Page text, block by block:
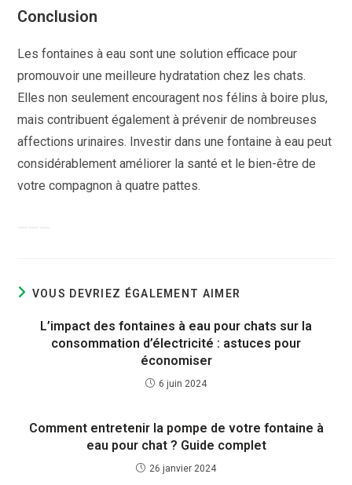
Conclusion
Les fontaines à eau sont une solution efficace pour
promouvoir une meilleure hydratation chez les chats.
Elles non seulement encouragent nos félins à boire plus,
mais contribuent également à prévenir de nombreuses
affections urinaires. Investir dans une fontaine à eau peut
considérablement améliorer la santé et le bien-être de
votre compagnon à quatre pattes.
VOUS DEVRIEZ ÉGALEMENT AIMER
L’impact des fontaines à eau pour chats sur la
consommation d’électricité : astuces pour
économiser
6 juin 2024
Comment entretenir la pompe de votre fontaine à
eau pour chat ? Guide complet
26 janvier 2024